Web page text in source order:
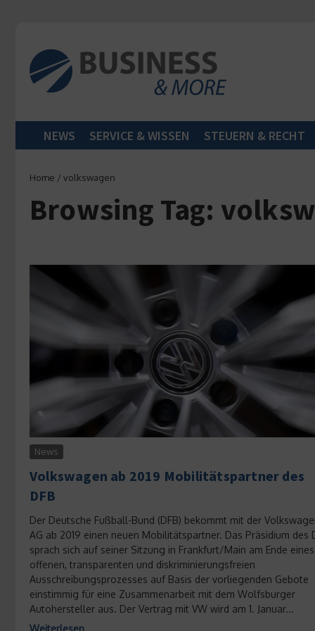
NEWS SERVICE & WISSEN STEUERN & RECHT
Home / volkswagen
Browsing Tag:
News
Volkswagen ab 2019 Mobilitätspartner des
DFB
Der Deutsche Fußball-Bund (DFB) bekommt mit der
AG ab 2019 einen neuen Mobilitätspartner. Das Präsidium des
sprach sich auf seiner Sitzung in Frankfurt/Main am Ende eines
offenen, transparenten und diskriminierungsfreien
Ausschreibungsprozesses auf Basis der vorliegenden Gebote
einstimmig für eine Zusammenarbeit mit dem Wolfsburger
Autohersteller aus. Der Vertrag mit VW wird am 1. Januar...
Weiterlesen